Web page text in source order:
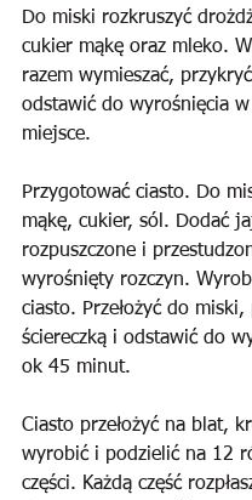
Do miski rozkruszyć
cukier mąkę oraz mleko.
razem wymieszać,
odstawić do wyrośnięcia w
miejsce.
Przygotować ciasto. Do
mąkę, cukier, sól. Dodać
rozpuszczone i
wyrośnięty rozczyn.
ciasto. Przełożyć do
ściereczką i odstawić do
ok 45 minut.
Ciasto przełożyć na blat,
wyrobić i podzielić na 12
części. Każdą część